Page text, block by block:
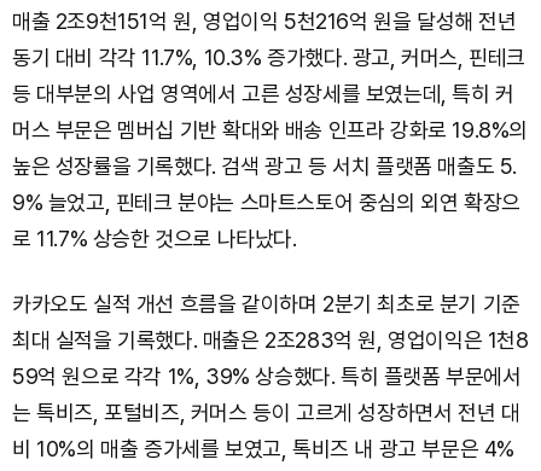
매출 2조9천151억 원, 영업이익 5천216억 원을 달성해 전년
동기 대비 각각 11.7%, 10.3% 증가했다. 광고, 커머스, 핀테크
등 대부분의 사업 영역에서 고른 성장세를 보였는데, 특히 커
머스 부문은 멤버십 기반 확대와 배송 인프라 강화로 19.8%의
높은 성장률을 기록했다. 검색 광고 등 서치 플랫폼 매출도 5.
9% 늘었고, 핀테크 분야는 스마트스토어 중심의 외연 확장으
로 11.7% 상승한 것으로 나타났다.
카카오도 실적 개선 흐름을 같이하며 2분기 최초로 분기 기준
최대 실적을 기록했다. 매출은 2조283억 원, 영업이익은 1천8
59억 원으로 각각 1%, 39% 상승했다. 특히 플랫폼 부문에서
는 톡비즈, 포털비즈, 커머스 등이 고르게 성장하면서 전년 대
비 10%의 매출 증가세를 보였고, 톡비즈 내 광고 부문은 4%